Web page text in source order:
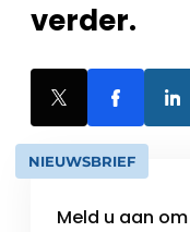
verder.
NIEUWSBRIEF
Meld u aan